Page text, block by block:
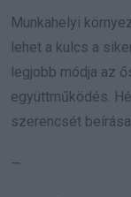
Munkahelyi
lehet a kulcs a
legjobb módja az
együttműködés.
szerencsét
—